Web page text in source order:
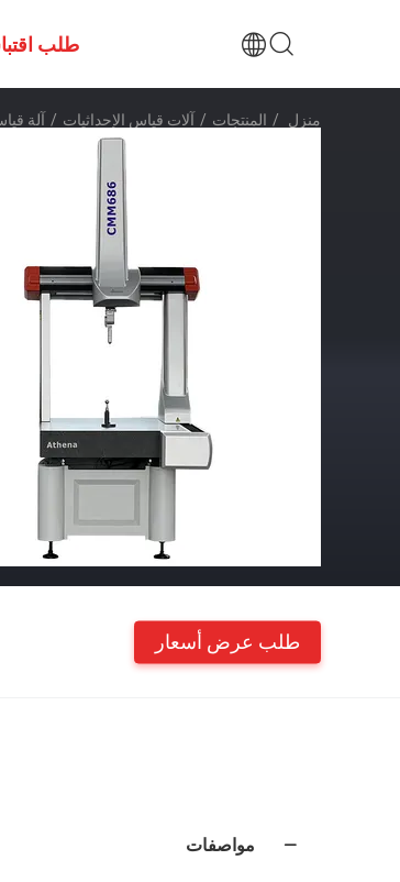
طلب
منزل / المنتجات / آلات قياس الإحداثيات / آلة
طلب عرض أسعار
مواصفات